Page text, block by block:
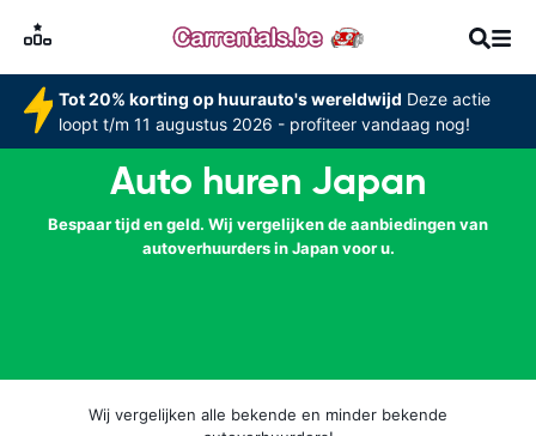
Tot 20% korting op huurauto's wereldwijd Deze actie
loopt t/m 11 augustus 2026 - profiteer vandaag nog!
Auto huren Japan
Bespaar tijd en geld. Wij vergelijken de aanbiedingen van
autoverhuurders in Japan voor u.
Wij vergelijken alle bekende en minder bekende